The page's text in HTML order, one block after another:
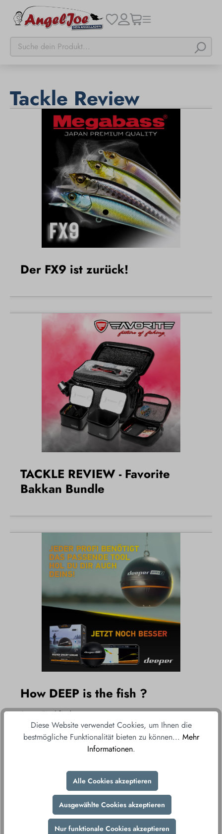
Tackle Review
Der FX9 ist zurück!
TACKLE REVIEW - Favorite
Bakkan Bundle
How DEEP is the fish ?
Smart Fischfinder
Diese Website verwendet Cookies, um Ihnen die
bestmögliche Funktionalität bieten zu können... Mehr
Informationen.
Alle Cookies akzeptieren
Ausgewählte Cookies akzeptieren
Nur funktionale Cookies akzeptieren